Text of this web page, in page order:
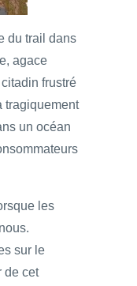
du trail dans
agace
frustré
tragiquement
un océan
les
sur le
de cet